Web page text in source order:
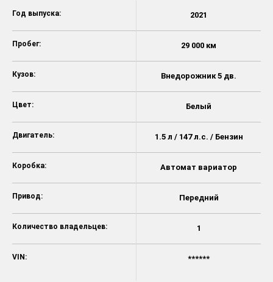
Год выпуска:
Пробег:
Кузов:
Цвет:
Двигатель:
Коробка:
Привод:
Количество владельцев:
VIN:
2021
29 000 км
Внедорожник 5 дв.
Белый
1.5 л / 147 л.с. / Бензин
Автомат вариатор
Передний
1
******